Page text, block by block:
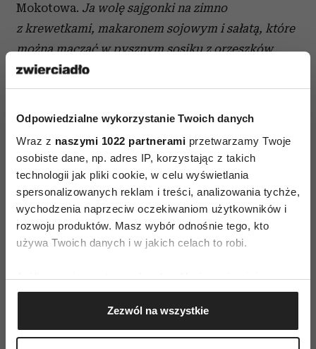
Odpowiedzialne wykorzystanie Twoich danych
Wraz z naszymi 1022 partnerami przetwarzamy Twoje
osobiste dane, np. adres IP, korzystając z takich
technologii jak pliki cookie, w celu wyświetlania
spersonalizowanych reklam i treści, analizowania tychże,
wychodzenia naprzeciw oczekiwaniom użytkowników i
rozwoju produktów. Masz wybór odnośnie tego, kto
używa Twoich danych i w jakich celach to robi.
Jeśli wyrazisz na to zgodę, chcielibyśmy również:
Gromadzić dane dotyczące Twojej lokalizacji
geograficznej z dokładnością nawet do kilku metrów
Identyfikować Twoje urządzenie, aktywnie
Zezwól na wszystkie
Mokotowa. Ja wolę sajgonki na zimno
z krewetkami, makaronem sojowym i sałatą, które
można maczać w pysznym sosiku z orzeszków
ziemnych (10 zł).
poprawiała mi humor w listopadowe ciemne
Pierogarnia (ul. Niekłańska 33/11)
Nie
trafiłabym tu gdyby nie magazyn , który
najwyraźniej ma całkiem nieźle zorientowane na
Saską Kępę źródło informacji. Mały lokalik
w pawilonach z blachy falistej specjalizuje się
Chińska Pierogarnia dostaje ode mnie kredyt
zaufania (patrz zdjęcie tych dwóch przemiły
chłopców), którego mam nadzieję nie